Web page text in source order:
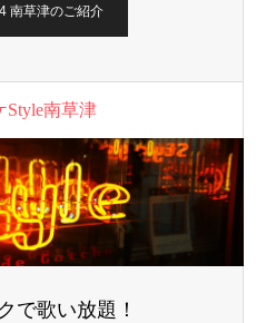
南草津のご紹介
Style南草津
で歌い放題！